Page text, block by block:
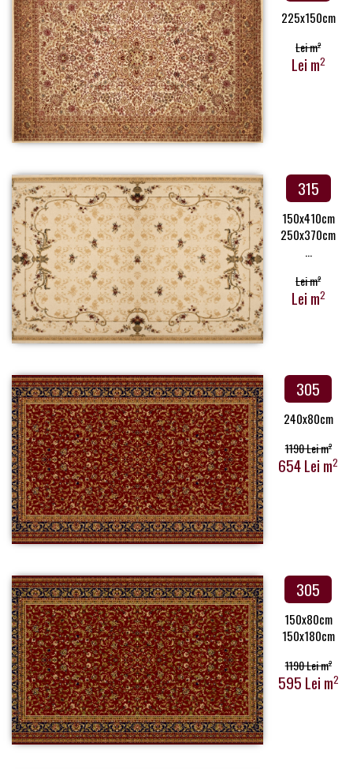
225x150cm
Lei m2
Lei m2
315
150x410cm
250x370cm
...
Lei m2
Lei m2
305
240x80cm
1190 Lei m2
654 Lei m2
305
150x80cm
150x180cm
1190 Lei m2
595 Lei m2